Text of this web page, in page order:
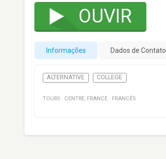
OUVIR
Informações Dados de Contato
ALTERNATIVE COLLEGE
TOURS · CENTRE, FRANCE · FRANCÊS